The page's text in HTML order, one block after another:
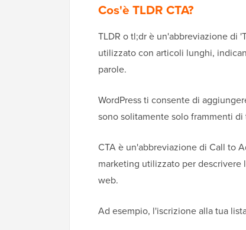
Cos'è TLDR CTA?
TLDR o tl;dr è un'abbreviazione di
utilizzato con articoli lunghi,
parole.
WordPress ti consente di
sono solitamente solo frammenti
CTA è un'abbreviazione di Call to
marketing utilizzato per
web.
Ad esempio, l'iscrizione alla tua